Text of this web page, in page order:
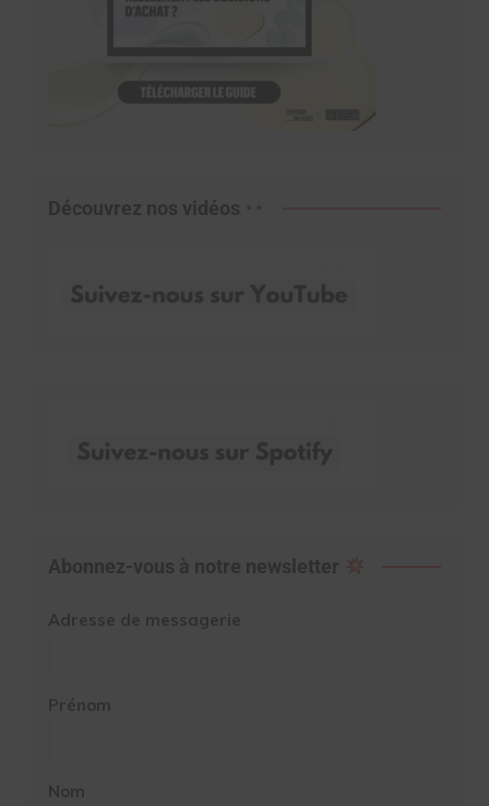
Découvrez nos vidéos
Abonnez-vous à notre newsletter
Adresse de messagerie
Prénom
Nom